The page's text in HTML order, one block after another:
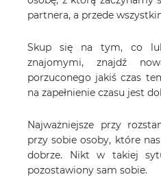
partnera, a przede
Skup się na tym, co
znajomymi, znajdź
porzuconego jakiś czas
na zapełnienie czasu jest
Najważniejsze przy
przy sobie osoby, które
dobrze. Nikt w takiej
pozostawiony sam sobie.